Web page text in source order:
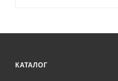
КАТАЛОГ